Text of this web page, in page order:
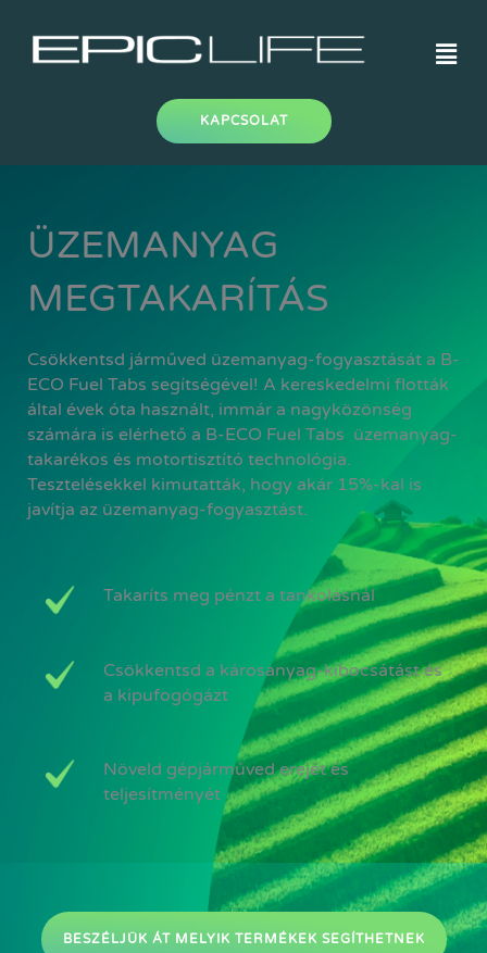
content
KAPCSOLAT
ÜZEMANYAG
MEGTAKARÍTÁS
Csökkentsd járműved üzemanyag-fogyasztását a B-
ECO Fuel Tabs segítségével! A kereskedelmi flották
által évek óta használt, immár a nagyközönség
számára is elérhető a B-ECO Fuel Tabs üzemanyag-
takarékos és motortisztító technológia.
Tesztelésekkel kimutatták, hogy akár 15%-kal is
javítja az üzemanyag-fogyasztást.
Takaríts meg pénzt a tankolásnál
Csökkentsd a károsanyag-kibocsátást és
a kipufogógázt
Növeld gépjárműved erejét és
teljesítményét
BESZÉLJÜK ÁT MELYIK TERMÉKEK SEGÍTHETNEK